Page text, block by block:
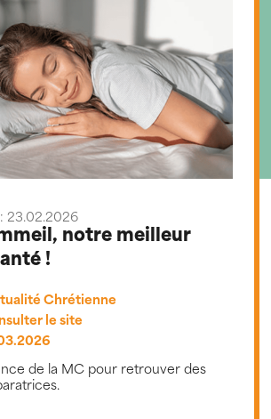
23.02.2026
notre meilleur
!
Chrétienne
le site
de la MC pour retrouver des